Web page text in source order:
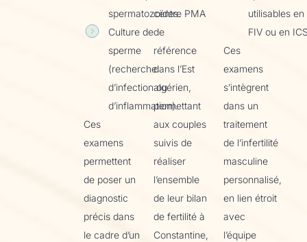
spermatozoïdes.
Culture de
sperme
(recherche
d’infection ou
d’inflammation).
Ces
examens
permettent
de poser un
diagnostic
précis dans
le cadre d’un
centre PMA
de
référence
dans l’Est
algérien,
permettant
aux couples
suivis de
réaliser
l’ensemble
de leur bilan
de fertilité à
Constantine,
utilisables en
FIV ou en
Ces
examens
s’intègrent
dans un
traitement
de l’infertilité
masculine
personnalisé,
en lien étroit
avec
l’équipe